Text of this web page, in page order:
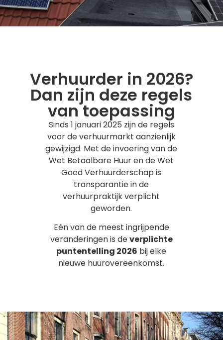
Verhuurder in 2026?
Dan zijn deze regels
van toepassing
Sinds 1 januari 2025 zijn de regels
voor de verhuurmarkt aanzienlijk
gewijzigd. Met de invoering van de
Wet Betaalbare Huur en de Wet
Goed Verhuurderschap is
transparantie in de
verhuurpraktijk verplicht
geworden.
Eén van de meest ingrijpende
veranderingen is deverplichte
puntentelling 2026 bij elke
nieuwe huurovereenkomst.